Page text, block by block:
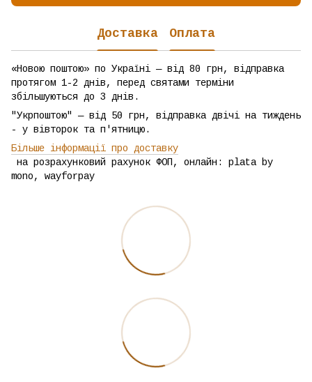
Доставка Оплата
«Новою поштою» по Україні — від 80 грн, відправка
протягом 1-2 днів, перед святами терміни
збільшуються до 3 днів.
"Укрпоштою" — від 50 грн, відправка двічі на тиждень
- у вівторок та п'ятницю.
Більше інформації про доставку
на розрахунковий рахунок ФОП, онлайн: plata by
mono, wayforpay